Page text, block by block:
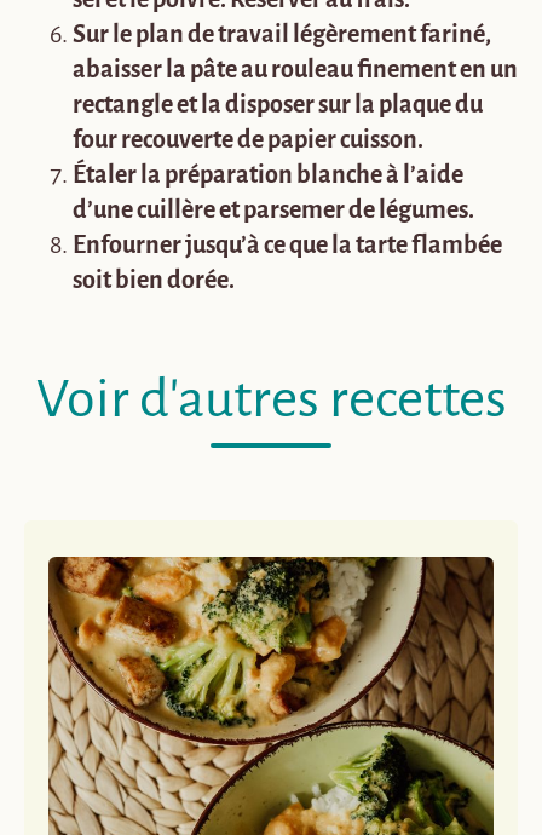
Sur le plan de travail légèrement fariné,
abaisser la pâte au rouleau finement en un
rectangle et la disposer sur la plaque du
four recouverte de papier cuisson.
Étaler la préparation blanche à l’aide
d’une cuillère et parsemer de légumes.
Enfourner jusqu’à ce que la tarte flambée
soit bien dorée.
Voir d'autres recettes